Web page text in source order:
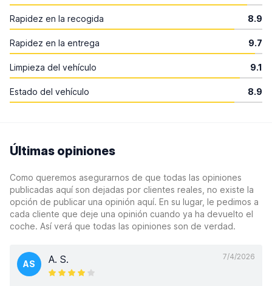
Rapidez en la recogida 8.9
Rapidez en la entrega 9.7
Limpieza del vehículo 9.1
Estado del vehículo 8.9
Últimas opiniones
Como queremos asegurarnos de que todas las opiniones
publicadas aquí son dejadas por clientes reales, no existe la
opción de publicar una opinión aquí. En su lugar, le pedimos a
cada cliente que deje una opinión cuando ya ha devuelto el
coche. Así verá que todas las opiniones son de verdad.
7/4/2026
AS A. S.